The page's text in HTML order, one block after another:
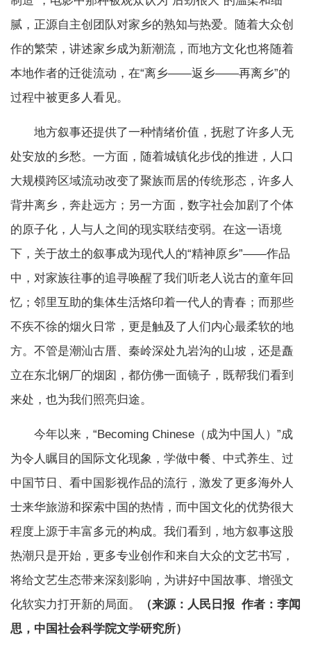
腻，正源自主创团队对家乡的熟知与热爱。随着大众创
作的繁荣，讲述家乡成为新潮流，而地方文化也将随着
本地作者的迁徙流动，在“离乡——返乡——再离乡”的
过程中被更多人看见。
地方叙事还提供了一种情绪价值，抚慰了许多人无
处安放的乡愁。一方面，随着城镇化步伐的推进，人口
大规模跨区域流动改变了聚族而居的传统形态，许多人
背井离乡，奔赴远方；另一方面，数字社会加剧了个体
的原子化，人与人之间的现实联结变弱。在这一语境
下，关于故土的叙事成为现代人的“精神原乡”——作品
中，对家族往事的追寻唤醒了我们听老人说古的童年回
忆；邻里互助的集体生活烙印着一代人的青春；而那些
不疾不徐的烟火日常，更是触及了人们内心最柔软的地
方。不管是潮汕古厝、秦岭深处九岩沟的山坡，还是矗
立在东北钢厂的烟囱，都仿佛一面镜子，既帮我们看到
来处，也为我们照亮归途。
今年以来，“Becoming Chinese（成为中国人）”成
为令人瞩目的国际文化现象，学做中餐、中式养生、过
中国节日、看中国影视作品的流行，激发了更多海外人
士来华旅游和探索中国的热情，而中国文化的优势很大
程度上源于丰富多元的构成。我们看到，地方叙事这股
热潮只是开始，更多专业创作和来自大众的文艺书写，
将给文艺生态带来深刻影响，为讲好中国故事、增强文
化软实力打开新的局面。
（来源：人民日报 作者：李闻
思，中国社会科学院文学研究所）